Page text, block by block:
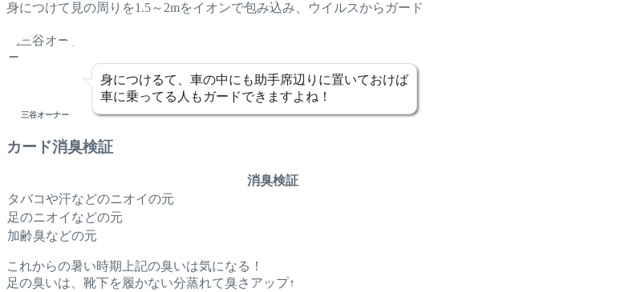
身につけて見の周りを1.5～2mをイオンで包み込み、ウイルスからガード
三谷オーナー
身につけるて、車の中にも助手席辺りに置いておけば
車に乗ってる人もガードできますよね！
カード消臭検証
消臭検証
タバコや汗などのニオイの元
足のニオイなどの元
加齢臭などの元
これからの暑い時期上記の臭いは気になる！
足の臭いは、靴下を履かない分蒸れて臭さアップ↑